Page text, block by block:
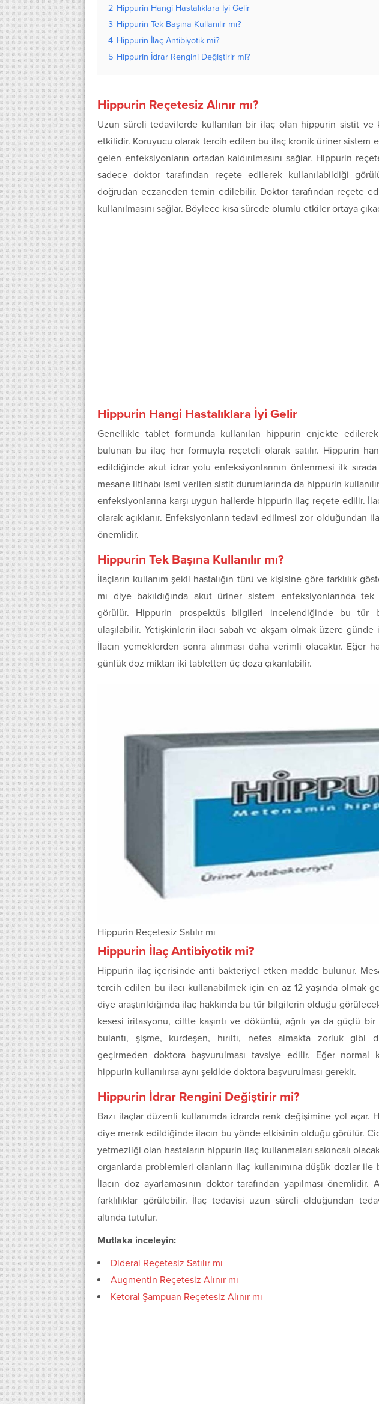
2 Hippurin Hangi Hastalıklara İyi Gelir
3 Hippurin Tek Başına Kullanılır mı?
4 Hippurin İlaç Antibiyotik mi?
5 Hippurin İdrar Rengini Değiştirir mi?
Hippurin Reçetesiz Alınır mı?
Uzun süreli tedavilerde kullanılan bir ilaç olan hippurin sistit ve
etkilidir. Koruyucu olarak tercih edilen bu ilaç kronik üriner sistem
gelen enfeksiyonların ortadan kaldırılmasını sağlar. Hippurin
sadece doktor tarafından reçete edilerek kullanılabildiği
doğrudan eczaneden temin edilebilir. Doktor tarafından reçete
kullanılmasını sağlar. Böylece kısa sürede olumlu etkiler ortaya
Hippurin Hangi Hastalıklara İyi Gelir
Genellikle tablet formunda kullanılan hippurin enjekte edilerek
bulunan bu ilaç her formuyla reçeteli olarak satılır. Hippurin
edildiğinde akut idrar yolu enfeksiyonlarının önlenmesi ilk
mesane iltihabı ismi verilen sistit durumlarında da hippurin
enfeksiyonlarına karşı uygun hallerde hippurin ilaç reçete edilir.
olarak açıklanır. Enfeksiyonların tedavi edilmesi zor olduğundan
önemlidir.
Hippurin Tek Başına Kullanılır mı?
İlaçların kullanım şekli hastalığın türü ve kişisine göre farklılık
mı diye bakıldığında akut üriner sistem enfeksiyonlarında tek
görülür. Hippurin prospektüs bilgileri incelendiğinde bu tür
ulaşılabilir. Yetişkinlerin ilacı sabah ve akşam olmak üzere
İlacın yemeklerden sonra alınması daha verimli olacaktır. Eğer
günlük doz miktarı iki tabletten üç doza çıkarılabilir.
Hippurin Reçetesiz Satılır mı
Hippurin İlaç Antibiyotik mi?
Hippurin ilaç içerisinde anti bakteriyel etken madde bulunur.
tercih edilen bu ilacı kullanabilmek için en az 12 yaşında olmak
diye araştırıldığında ilaç hakkında bu tür bilgilerin olduğu
kesesi iritasyonu, ciltte kaşıntı ve döküntü, ağrılı ya da güçlü bir
bulantı, şişme, kurdeşen, hırıltı, nefes almakta zorluk gibi
geçirmeden doktora başvurulması tavsiye edilir. Eğer normal
hippurin kullanılırsa aynı şekilde doktora başvurulması gerekir.
Hippurin İdrar Rengini Değiştirir mi?
Bazı ilaçlar düzenli kullanımda idrarda renk değişimine yol
diye merak edildiğinde ilacın bu yönde etkisinin olduğu görülür.
yetmezliği olan hastaların hippurin ilaç kullanmaları sakıncalı
organlarda problemleri olanların ilaç kullanımına düşük dozlar ile
İlacın doz ayarlamasının doktor tarafından yapılması
farklılıklar görülebilir. İlaç tedavisi uzun süreli olduğundan
altında tutulur.
Mutlaka inceleyin:
Dideral Reçetesiz Satılır mı
Augmentin Reçetesiz Alınır mı
Ketoral Şampuan Reçetesiz Alınır mı